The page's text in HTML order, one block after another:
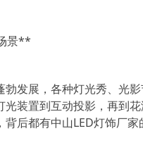
景**
勃发展，各种灯光秀、光
装置到互动投影，再到
后都有中山LED灯饰厂家